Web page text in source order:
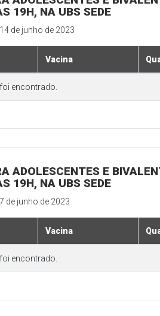
19H, NA UBS SEDE
14 de junho de 2023
Vacina
encontrado.
ADOLESCENTES E
19H, NA UBS SEDE
7 de junho de 2023
Vacina
encontrado.